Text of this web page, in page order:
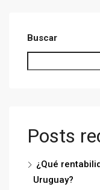
Buscar
Posts
¿Qué
Uruguay?